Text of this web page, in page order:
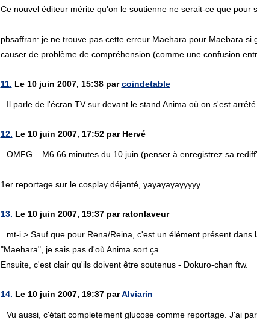
Ce nouvel éditeur mérite qu'on le soutienne ne serait-ce que pour
pbsaffran: je ne trouve pas cette erreur Maehara pour Maebara
causer de problème de compréhension (comme une confusion
11. Le 10 juin 2007, 15:38 parcoindetable
Il parle de l'écran TV sur devant le stand Anima où on s'est
12. Le 10 juin 2007, 17:52 par Hervé
OMFG... M6 66 minutes du 10 juin (penser à enregistrez sa
1er reportage sur le cosplay déjanté, yayayayayyyyy
13. Le 10 juin 2007, 19:37 par ratonlaveur
mt-i > Sauf que pour Rena/Reina, c'est un élément présent
"Maehara", je sais pas d'où Anima sort ça.
Ensuite, c'est clair qu'ils doivent être soutenus - Dokuro-chan ftw.
14. Le 10 juin 2007, 19:37 parAlviarin
Vu aussi, c'était completement glucose comme reportage. J'ai